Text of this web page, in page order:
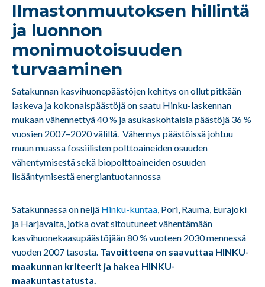
Ilmastonmuutoksen hillintä
ja luonnon
monimuotoisuuden
turvaaminen
Satakunnan kasvihuonepäästöjen kehitys on ollut pitkään
laskeva ja kokonaispäästöjä on saatu Hinku-laskennan
mukaan vähennettyä 40 % ja asukaskohtaisia päästöjä 36 %
vuosien 2007–2020 välillä. Vähennys päästöissä johtuu
muun muassa fossiilisten polttoaineiden osuuden
vähentymisestä sekä biopolttoaineiden osuuden
lisääntymisestä energiantuotannossa
Satakunnassa on neljä Hinku-kuntaa, Pori, Rauma, Eurajoki
ja Harjavalta, jotka ovat sitoutuneet vähentämään
kasvihuonekaasupäästöjään 80 % vuoteen 2030 mennessä
vuoden 2007 tasosta. Tavoitteena on saavuttaa HINKU-
maakunnan kriteerit ja hakea HINKU-
maakuntastatusta.